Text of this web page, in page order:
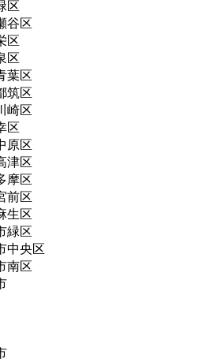
区
谷区
区
区
葉区
筑区
崎区
区
原区
津区
摩区
前区
生区
緑区
中央区
南区